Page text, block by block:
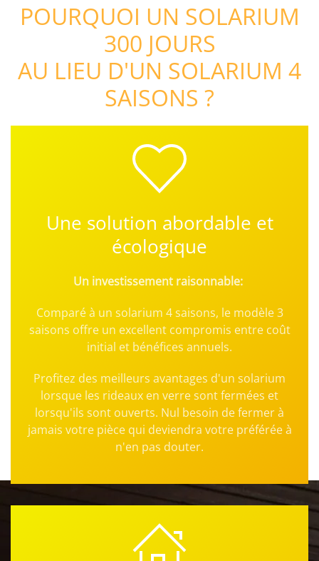
POURQUOI UN SOLARIUM
300 JOURS
AU LIEU D'UN SOLARIUM 4
SAISONS ?
Une solution abordable et
écologique
Un investissement raisonnable:
Comparé à un solarium 4 saisons, le modèle 3
saisons offre un excellent compromis entre coût
initial et bénéfices annuels.
Profitez des meilleurs avantages d'un solarium
lorsque les rideaux en verre sont fermées et
lorsqu'ils sont ouverts. Nul besoin de fermer à
jamais votre pièce qui deviendra votre préférée à
n'en pas douter.